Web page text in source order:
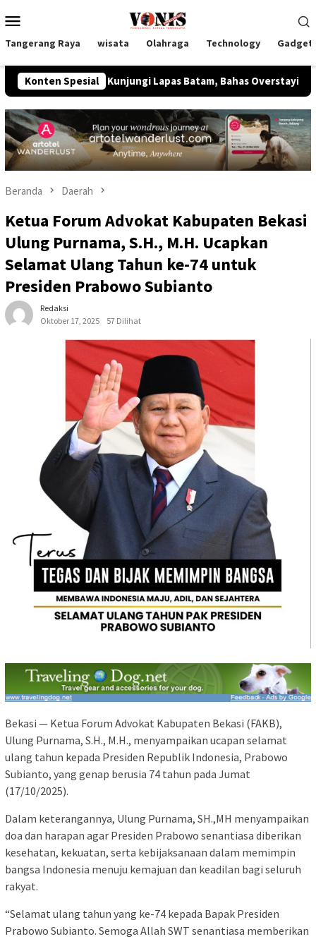
ke
Mobile
Tangerang Raya wisata Olahraga Technology
Konten Spesial
Kunjungi Lapas Batam, Bahas Overstaying dan KUHP Baru
Beranda Daerah
Ketua Forum Advokat Kabupaten Bekasi
Ulung Purnama, S.H., M.H. Ucapkan
Selamat Ulang Tahun ke-74 untuk
Presiden Prabowo Subianto
Redaksi
Oktober 17, 2025
57 Dilihat
Bekasi — Ketua Forum Advokat Kabupaten Bekasi (FAKB),
Ulung Purnama, S.H., M.H., menyampaikan ucapan selamat
ulang tahun kepada Presiden Republik Indonesia, Prabowo
Subianto, yang genap berusia 74 tahun pada Jumat
(17/10/2025).
Dalam keterangannya, Ulung Purnama, SH.,MH menyampaikan
doa dan harapan agar Presiden Prabowo senantiasa diberikan
kesehatan, kekuatan, serta kebijaksanaan dalam memimpin
bangsa Indonesia menuju kemajuan dan keadilan bagi seluruh
rakyat.
“Selamat ulang tahun yang ke-74 kepada Bapak Presiden
Prabowo Subianto. Semoga Allah SWT senantiasa memberikan